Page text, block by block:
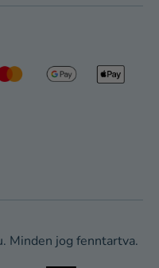
. Minden jog fenntartva.